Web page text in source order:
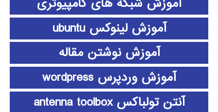
آموزش لینوکس ubuntu
آموزش نوشتن مقاله
آموزش وردپرس wordpress
آنتن تولباکس antenna toolbox